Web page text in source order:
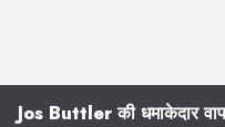
Jos Buttler की धमाकेदार